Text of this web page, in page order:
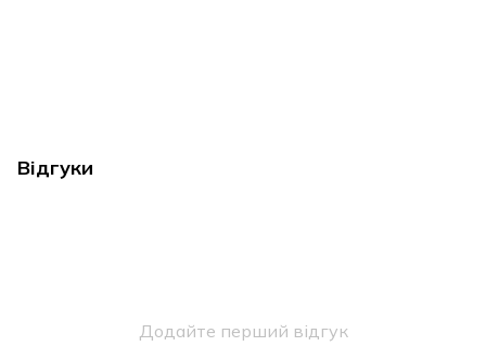
Відгуки
Додайте перший відгук